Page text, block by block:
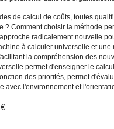
de calcul de coûts, toutes
? Comment choisir la méthode
radicalement nouvelle
à calculer universelle et
la compréhension des
permet d'enseigner le
des priorités, permet
avec l'environnement et